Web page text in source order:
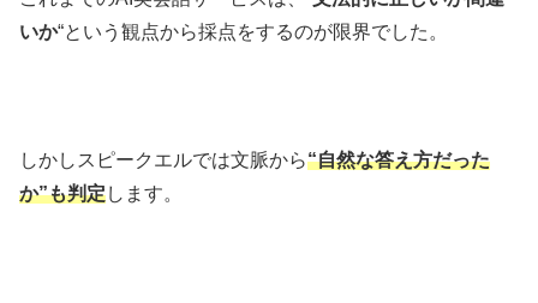
いか“という観点から採点をするのが限界でした。
しかしスピークエルでは文脈から“自然な答え方だった
か”も判定します。